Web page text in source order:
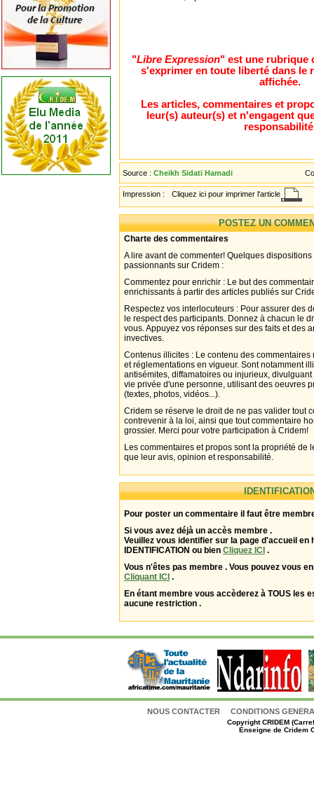
"Libre Expression" est une rubrique
s'exprimer en toute liberté dans le
affichée.
Les articles, commentaires et
leur(s) auteur(s) et n'engagent
Source : Cheikh Sidati Hamadi
Impression : Cliquez ici pour imprimer l'article
POSTEZ UN
Charte des commentaires
A lire avant de commenter! Quelques
passionnants sur Cridem :
Commentez pour enrichir : Le but des
enrichissants à partir des articles publiés sur
Respectez vos interlocuteurs : Pour assurer des
le respect des participants. Donnez à chacun le
vous. Appuyez vos réponses sur des faits et des
invectives.
Contenus illicites : Le contenu des
et réglementations en vigueur. Sont notamment
antisémites, diffamatoires ou injurieux,
vie privée d'une personne, utilisant des oeuvres
(textes, photos, vidéos...).
Cridem se réserve le droit de ne pas valider tout
contrevenir à la loi, ainsi que tout commentaire
grossier. Merci pour votre participation à Cridem!
Les commentaires et propos sont la propriété de
que leur avis, opinion et responsabilité.
Pour poster un commentaire il faut être
Si vous avez déjà un accès membre .
Veuillez vous identifier sur la page d'accueil en
IDENTIFICATION ou bien Cliquez ICI .
Vous n'êtes pas membre . Vous pouvez vous
Cliquant ICI .
En étant membre vous accèderez à TOUS les
aucune restriction .
NOUS CONTACTER CONDITIONS
CopyrightCRIDEM
Enseigne de Cridem